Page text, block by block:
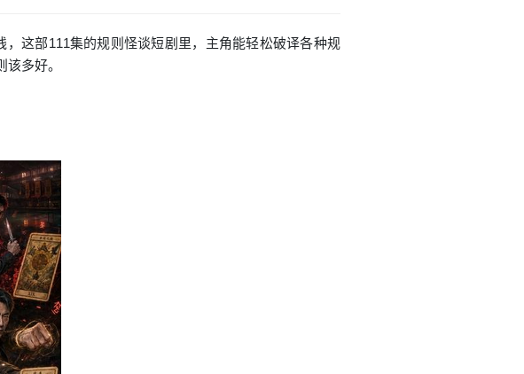
，这部111集的规则怪谈短剧里，主角能轻松破译各种规
多好。